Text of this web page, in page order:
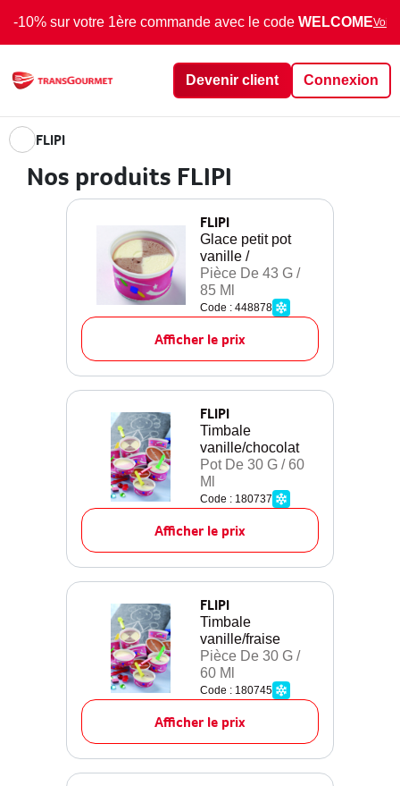
-10% sur votre 1ère commande avec le code WELCOMEVoir
Devenir client Connexion
FLIPI
Nos produits FLIPI
FLIPI
Glace petit pot
vanille /
Pièce De 43 G /
85 Ml
Code : 448878
Afficher le prix
FLIPI
Timbale
vanille/chocolat
Pot De 30 G / 60
Ml
Code : 180737
Afficher le prix
FLIPI
Timbale
vanille/fraise
Pièce De 30 G /
60 Ml
Code : 180745
Afficher le prix